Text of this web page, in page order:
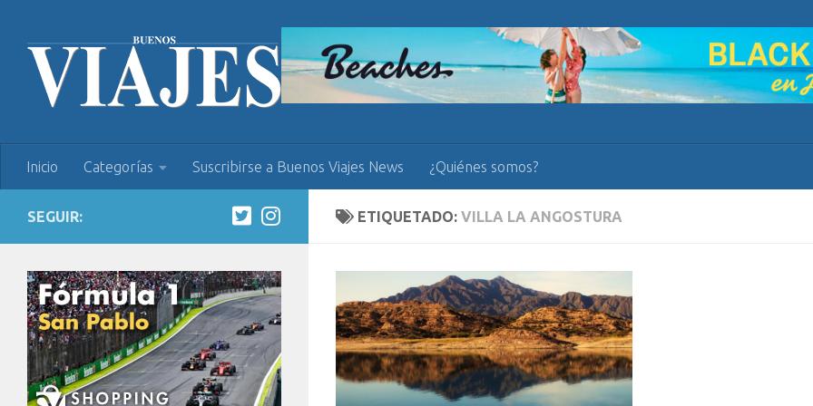
Inicio Categorías Suscribirse a Buenos Viajes News ¿Quiénes somos?
ETIQUETADO: VILLA LA ANGOSTURA
SEGUIR: